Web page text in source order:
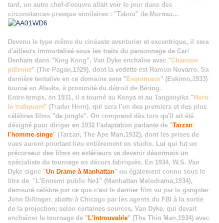
tard, un autre chef-d'oeuvre allait voir le jour dans des
circonstances presque similaires : "Tabou" de Murnau...
Devenu le type même du cinéaste aventurier et excentrique, il sera
d'ailleurs immortalisé sous les traits du personnage de Carl
Denham dans "King Kong", Van Dyke enchaîne avec "Chanson
païenne" (The Pagan,1929), dont la vedette est Ramon Novarro. Sa
dernière tentative en ce domaine sera " Esquimaux" (Eskimo,1933)
tourné en Alaska, à proximité du détroit de Béring.
Entre-temps, en 1931, il a tourné au Kenya et au Tanganyika " Horn
le trafiquant" (Trader Horn), qui sera l'un des premiers et des plus
célèbres films "de jungle". On comprend dès lors qu'il ait été
désigné pour diriger en 1932 l'adaptation parlante de "Tarzan
l'homme-singe" (Tarzan, The Ape Man,1932), dont les prises de
vues auront pourtant lieu entièrement en studio. Lui qui fut un
précurseur des films en extérieurs va devenir désormais un
spécialiste du tournage en décors fabriqués. En 1934, W.S. Van
Dyke signe "Un Drame à Manhattan" ou également connu sous le
titre de "L'Ennemi public No1" (Manhattan Melodrama,1934),
demeuré célèbre par ce que c'est le dernier film vu par le gangster
John Dillinger, abattu à Chicago par les agents du FBI à la sortie
de la projection; selon certaines sources, Van Dyke, qui devait
enchaîner le tournage de " L'Introuvable" (The Thin Man,1934) avec